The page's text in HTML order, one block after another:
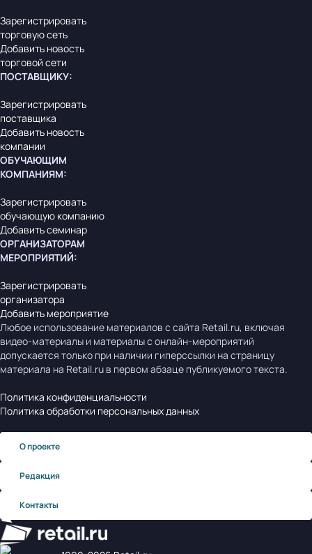
Зарегистрировать
торговую сеть
Добавить новость
торговой сети
ПОСТАВЩИКУ:
Зарегистрировать
поставщика
Добавить новость
компании
ОБУЧАЮЩИМ
КОМПАНИЯМ:
Зарегистрировать
обучающую компанию
Добавить семинар
ОРГАНИЗАТОРАМ
МЕРОПРИЯТИЙ:
Зарегистрировать
организатора
Добавить мероприятие
Любое использование материалов с сайта Retail.ru, включая
видео-материалы и материалы с онлайн-мероприятий
допускается только при наличии гиперссылки на страницу
материала на Retail.ru в первом абзаце публикуемого текста.
Политика конфиденциальности
Политика обработки персональных данных
О проекте
Редакция
Контакты